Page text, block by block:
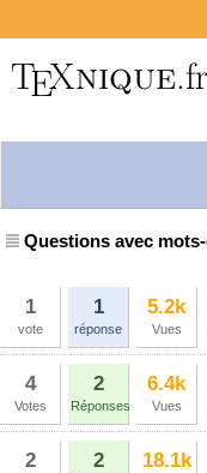
Questions avec
1
vote
1
réponse
5.2k
Vues
4
Votes
2
Réponses
6.4k
Vues
2 2 18.1k